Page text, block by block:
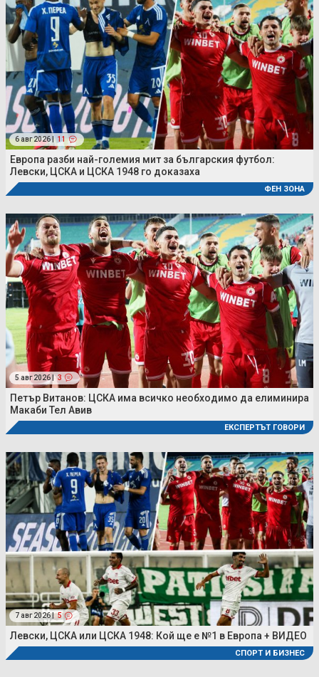
6 авг 2026 | 11
Европа разби най-големия мит за българския футбол:
Левски, ЦСКА и ЦСКА 1948 го доказаха
ФЕН ЗОНА
5 авг 2026 | 3
Петър Витанов: ЦСКА има всичко необходимо да елиминира
Макаби Тел Авив
ЕКСПЕРТЪТ ГОВОРИ
7 авг 2026 | 5
Левски, ЦСКА или ЦСКА 1948: Кой ще е №1 в Европа + ВИДЕО
СПОРТ И БИЗНЕС